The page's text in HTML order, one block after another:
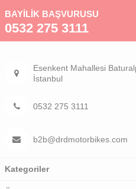
BAYİLİK BAŞVURUSU
0532 275 3111
Esenkent Mahallesi
İstanbul
0532 275 3111
b2b@drdmotorbikes.com
Kategoriler